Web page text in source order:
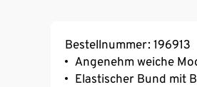
Bestellnummer: 196913
Angenehm weiche
Elastischer Bund mit